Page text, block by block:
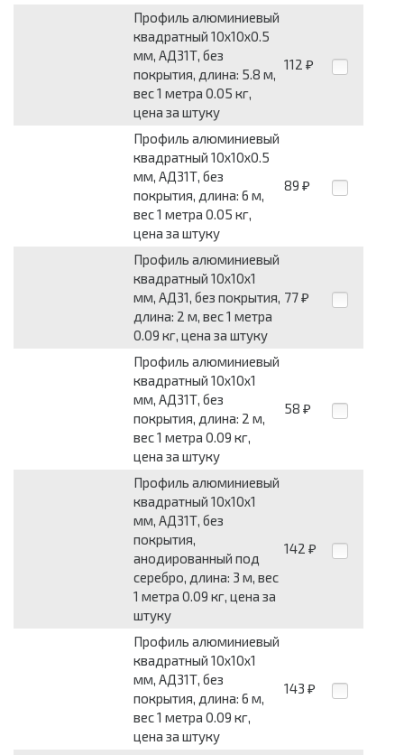
Профиль алюминиевый
квадратный 10x10x0.5
мм, АД31Т, без
покрытия, длина: 5.8 м,
вес 1 метра 0.05 кг,
цена за штуку
112 ₽
Профиль алюминиевый
квадратный 10x10x0.5
мм, АД31Т, без
покрытия, длина: 6 м,
вес 1 метра 0.05 кг,
цена за штуку
89 ₽
Профиль алюминиевый
квадратный 10x10x1
мм, АД31, без покрытия,
длина: 2 м, вес 1 метра
0.09 кг, цена за штуку
77 ₽
Профиль алюминиевый
квадратный 10x10x1
мм, АД31Т, без
покрытия, длина: 2 м,
вес 1 метра 0.09 кг,
цена за штуку
58 ₽
Профиль алюминиевый
квадратный 10x10x1
мм, АД31Т, без
покрытия,
анодированный под
серебро, длина: 3 м, вес
1 метра 0.09 кг, цена за
штуку
142 ₽
Профиль алюминиевый
квадратный 10x10x1
мм, АД31Т, без
покрытия, длина: 6 м,
вес 1 метра 0.09 кг,
цена за штуку
143 ₽